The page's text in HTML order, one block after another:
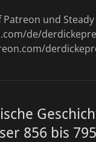
und Steady
de/
856 bis 795